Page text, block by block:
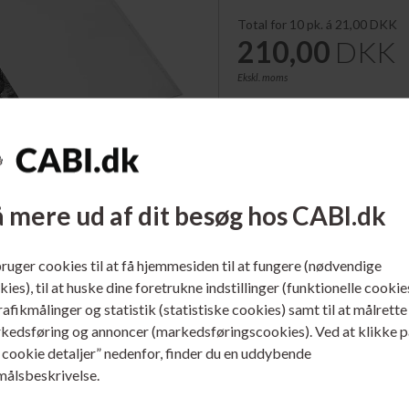
mere ud af dit besøg hos CABI.dk
cookies til at få hjemmesiden til at fungere (nødvendige
til at huske dine foretrukne indstillinger (funktionelle
og statistik (statistiske cookies) samt til at målrette
og annoncer (markedsføringscookies). Ved at klikke
cookie detaljer” nedenfor, finder du en uddybende
Total for 10 pk. á 21,00 DKK
210,00 DKK
Ekskl. moms
Beskrivelse
Bantex fotolommer fremstillet i
kan bruges i stort set alle typer